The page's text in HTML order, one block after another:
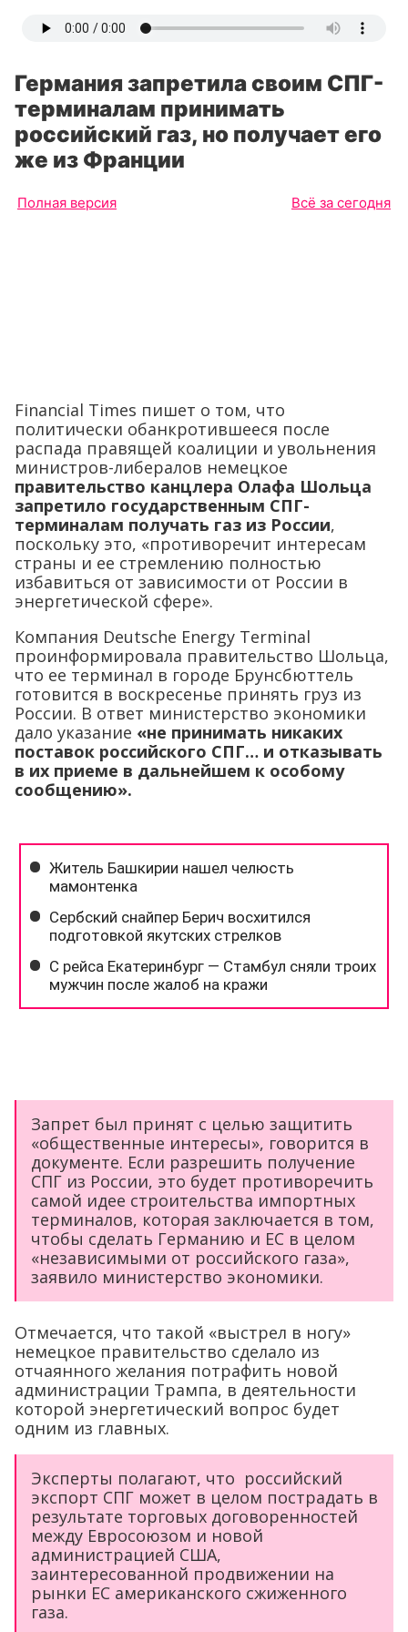
Германия запретила своим СПГ-
терминалам принимать
российский газ, но получает его
же из Франции
Полная версия Всё за сегодня
Financial Times пишет о том, что
политически обанкротившееся после
распада правящей коалиции и увольнения
министров-либералов немецкое
правительство канцлера Олафа Шольца
запретило государственным СПГ-
терминалам получать газ из России,
поскольку это, «противоречит интересам
страны и ее стремлению полностью
избавиться от зависимости от России в
энергетической сфере».
Компания Deutsche Energy Terminal
проинформировала правительство Шольца,
что ее терминал в городе Брунсбюттель
готовится в воскресенье принять груз из
России. В ответ министерство экономики
дало указание «не принимать никаких
поставок российского СПГ… и отказывать
в их приеме в дальнейшем к особому
сообщению».
Запрет был принят с целью защитить
«общественные интересы», говорится в
документе. Если разрешить получение
СПГ из России, это будет противоречить
самой идее строительства импортных
терминалов, которая заключается в том,
чтобы сделать Германию и ЕС в целом
«независимыми от российского газа»,
заявило министерство экономики.
Отмечается, что такой «выстрел в ногу»
немецкое правительство сделало из
отчаянного желания потрафить новой
администрации Трампа, в деятельности
которой энергетический вопрос будет
одним из главных.
Эксперты полагают, что российский
экспорт СПГ может в целом пострадать в
результате торговых договоренностей
между Евросоюзом и новой
администрацией США,
заинтересованной продвижении на
рынки ЕС американского сжиженного
газа.